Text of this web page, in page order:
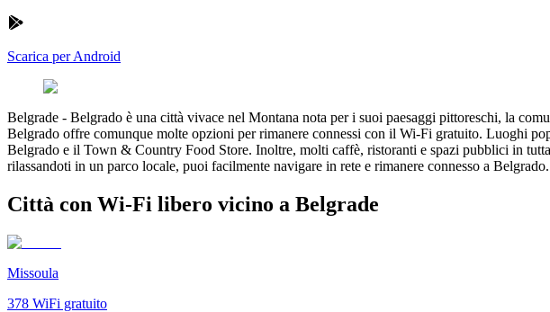
Scarica per Android
Belgrade - Belgrado è una città vivace nel Montana nota per i suoi paesaggi pittoreschi, la
Belgrado offre comunque molte opzioni per rimanere connessi con il Wi-Fi gratuito. Luoghi
Belgrado e il Town & Country Food Store. Inoltre, molti caffè, ristoranti e spazi pubblici in
rilassandoti in un parco locale, puoi facilmente navigare in rete e rimanere connesso a Belgrado.
Città con Wi-Fi libero vicino a Belgrade
Missoula
378 WiFi gratuito